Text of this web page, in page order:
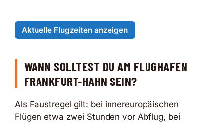
Aktuelle Flugzeiten anzeigen
WANN SOLLTEST DU AM FLUGHAFEN
FRANKFURT-HAHN SEIN?
Als Faustregel gilt: bei innereuropäischen
Flügen etwa zwei Stunden vor Abflug, bei